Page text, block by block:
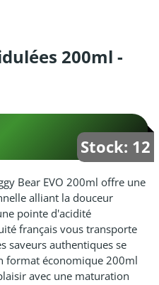
200ml -
Stock: 12
Bear EVO 200ml offre une
alliant la douceur
pointe d'acidité
français vous transporte
saveurs authentiques se
format économique 200ml
avec une maturation